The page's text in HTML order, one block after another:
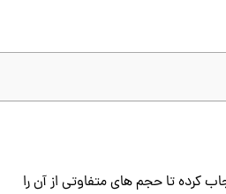
کرده تا حجم های متفاوتی از آن را